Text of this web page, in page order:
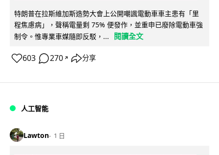
特朗普在拉斯維加斯造勢大會上公開嘲諷電動車車主患有「里
程焦慮病」，聲稱電量剩 75% 便發作，並重申已廢除電動車強
制令。惟專業車媒隨即反駁，...
閱讀全文
603 270 ↗ 分享
人工智能
Lawton 1 日